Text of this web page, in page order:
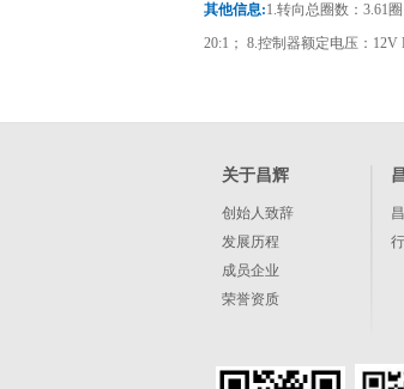
其他信息:1.转向总圈数：3.61
20:1； 8.控制器额定电压：
关于昌辉
创始人致辞
发展历程
成员企业
荣誉资质